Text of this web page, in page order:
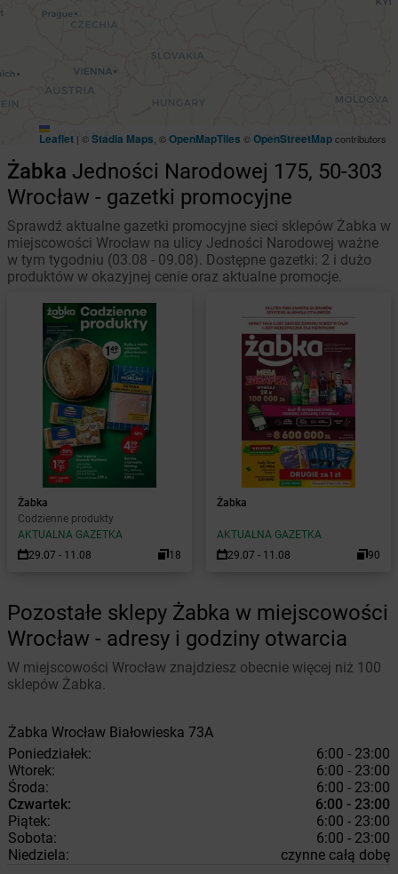
Leaflet | ©Stadia Maps , ©OpenMapTiles ©OpenStreetMapcontributors
Żabka Jedności Narodowej 175, 50-303
Wrocław - gazetki promocyjne
Sprawdź aktualne gazetki promocyjne sieci sklepów Żabka w
miejscowości Wrocław na ulicy Jedności Narodowej ważne
w tym tygodniu (03.08 - 09.08). Dostępne gazetki: 2 i dużo
produktów w okazyjnej cenie oraz aktualne promocje.
Żabka
Codzienne produkty
AKTUALNA GAZETKA
29.07 - 11.08
18
Żabka
AKTUALNA GAZETKA
29.07 - 11.08
90
Pozostałe sklepy Żabka w miejscowości
Wrocław - adresy i godziny otwarcia
W miejscowości Wrocław znajdziesz obecnie więcej niż 100
sklepów Żabka.
Żabka Wrocław Białowieska 73A
Poniedziałek:
6:00 - 23:00
Wtorek:
6:00 - 23:00
Środa:
6:00 - 23:00
Czwartek:
6:00 - 23:00
Piątek:
6:00 - 23:00
Sobota:
6:00 - 23:00
Niedziela:
czynne całą dobę